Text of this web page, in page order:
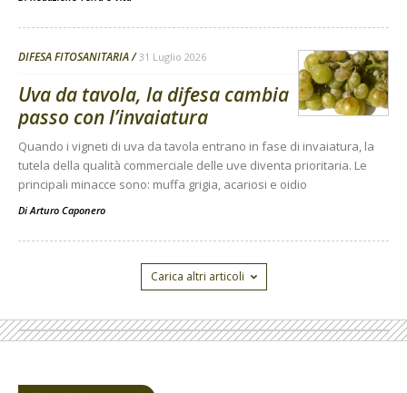
DIFESA FITOSANITARIA 31 Luglio 2026
Uva da tavola, la difesa cambia
passo con l’invaiatura
Quando i vigneti di uva da tavola entrano in fase di invaiatura, la
tutela della qualità commerciale delle uve diventa prioritaria. Le
principali minacce sono: muffa grigia, acariosi e oidio
Di Arturo Caponero
Carica altri articoli